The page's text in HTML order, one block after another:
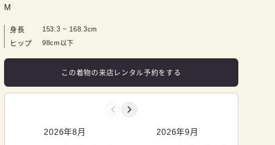
M
身長 153.3 ~ 168.3cm
ヒップ 98cm以下
この着物の来店レンタル予約をする
2026年8月 2026年9月